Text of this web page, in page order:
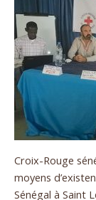
Croix-Rouge
moyens
Sénégal à Saint